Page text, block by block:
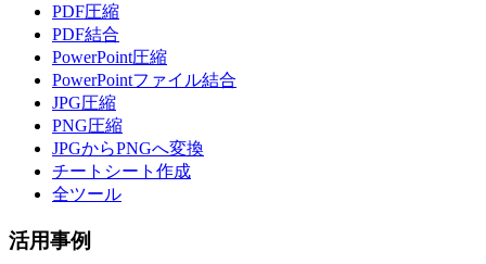
PDF圧縮
PDF結合
PowerPoint圧縮
PowerPointファイル結合
JPG圧縮
PNG圧縮
JPGからPNGへ変換
チートシート作成
全ツール
活用事例